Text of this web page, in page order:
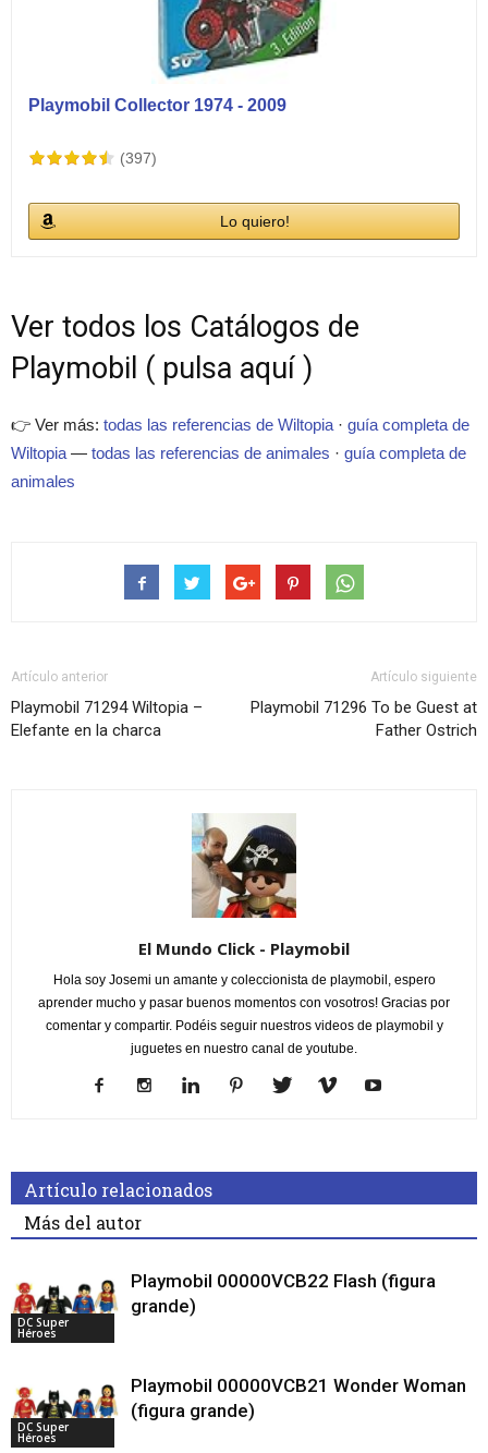
Playmobil Collector 1974 - 2009
(397)
Lo quiero!
Ver todos los Catálogos de
Playmobil ( pulsa aquí )
👉 Ver más: todas las referencias de Wiltopia · guía completa de
Wiltopia — todas las referencias de animales · guía completa de
animales
Artículo anterior
Playmobil 71294 Wiltopia –
Elefante en la charca
Artículo siguiente
Playmobil 71296 To be Guest at
Father Ostrich
El Mundo Click - Playmobil
Hola soy Josemi un amante y coleccionista de playmobil, espero
aprender mucho y pasar buenos momentos con vosotros! Gracias por
comentar y compartir. Podéis seguir nuestros videos de playmobil y
juguetes en nuestro canal de youtube.
Artículo relacionados
Más del autor
DC Super
Héroes
Playmobil 00000VCB22 Flash (figura
grande)
DC Super
Héroes
Playmobil 00000VCB21 Wonder Woman
(figura grande)